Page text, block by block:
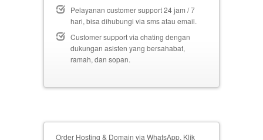
Pelayanan customer support 24 jam / 7
hari, bisa dihubungi via sms atau email.
Customer support via chating dengan
dukungan asisten yang bersahabat,
ramah, dan sopan.
Order Hosting & Domain via WhatsApp, Klik